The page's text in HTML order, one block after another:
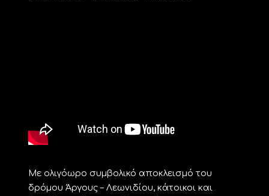
Με ολιγόωρο συμβολικό αποκλεισμό του
δρόμου Άργους – Λεωνιδίου, κάτοικοι και